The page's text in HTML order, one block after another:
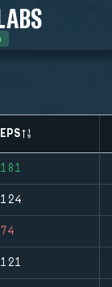
EPS
181
124
74
121